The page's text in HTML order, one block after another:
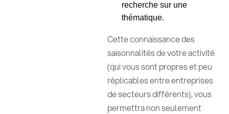
recherche sur une
thématique.
Cette connaissance des
saisonnalités de votre activité
(qui vous sont propres et peu
réplicables entre entreprises
de secteurs différents), vous
permettra non seulement